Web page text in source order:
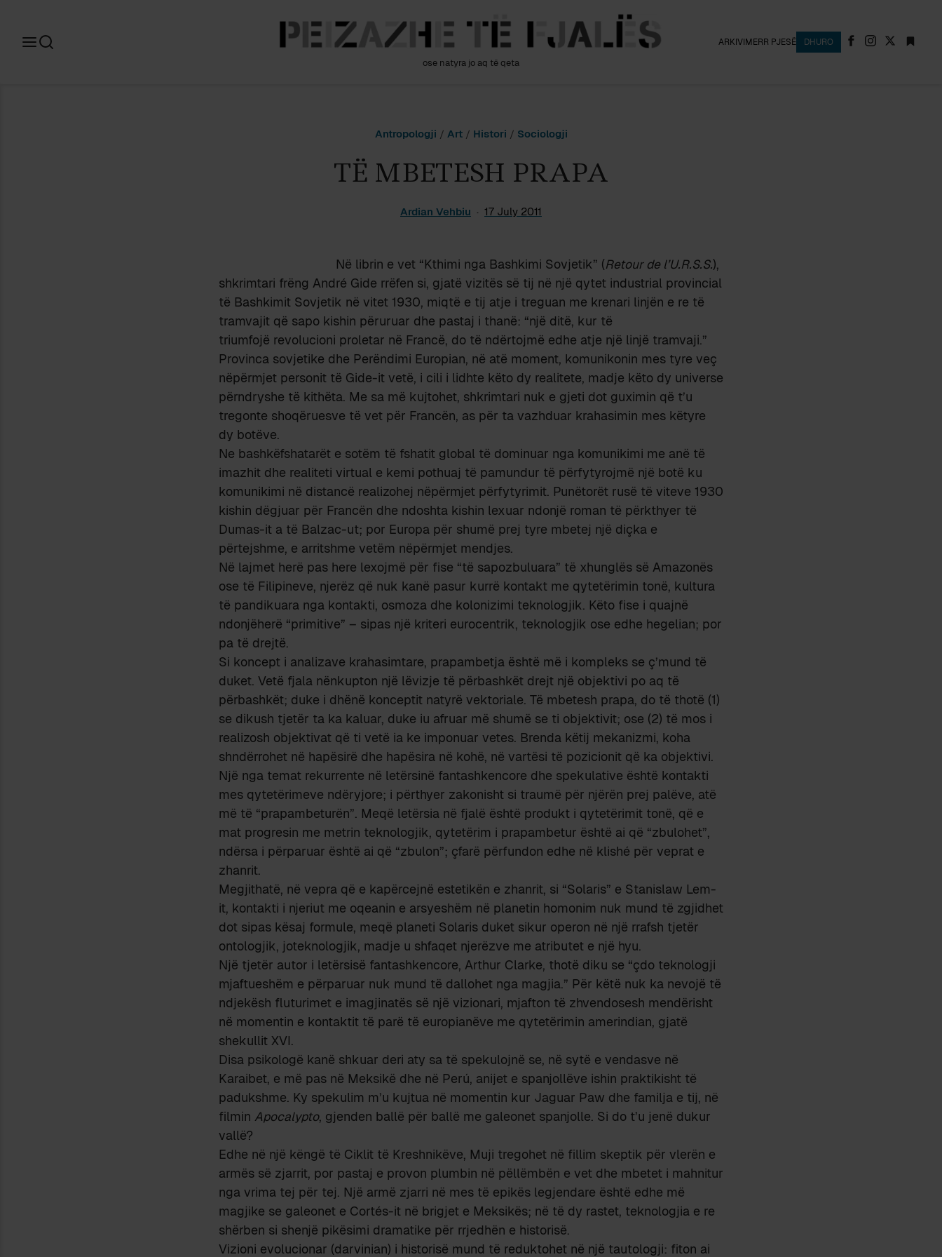
ose natyra jo aq të qeta
ARKIVIMERR PJESË DHURO
Antropologji / Art/ Histori / Sociologji
TË MBETESH PRAPA
Ardian Vehbiu 17 July 2011
Në librin e vet “Kthimi nga Bashkimi Sovjetik” (Retour de l’U.R.S.S.),
shkrimtari frëng André Gide rrëfen si, gjatë vizitës së tij në një qytet industrial provincial
të Bashkimit Sovjetik në vitet 1930, miqtë e tij atje i treguan me krenari linjën e re të
tramvajit që sapo kishin përuruar dhe pastaj i thanë: “një ditë, kur të
triumfojë revolucioni proletar në Francë, do të ndërtojmë edhe atje një linjë tramvaji.”
Provinca sovjetike dhe Perëndimi Europian, në atë moment, komunikonin mes tyre veç
nëpërmjet personit të Gide-it vetë, i cili i lidhte këto dy realitete, madje këto dy universe
përndryshe të kithëta. Me sa më kujtohet, shkrimtari nuk e gjeti dot guximin që t’u
tregonte shoqëruesve të vet për Francën, as për ta vazhduar krahasimin mes këtyre
dy botëve.
Ne bashkëfshatarët e sotëm të fshatit global të dominuar nga komunikimi me anë të
imazhit dhe realiteti virtual e kemi pothuaj të pamundur të përfytyrojmë një botë ku
komunikimi në distancë realizohej nëpërmjet përfytyrimit. Punëtorët rusë të viteve 1930
kishin dëgjuar për Francën dhe ndoshta kishin lexuar ndonjë roman të përkthyer të
Dumas-it a të Balzac-ut; por Europa për shumë prej tyre mbetej një diçka e
përtejshme, e arritshme vetëm nëpërmjet mendjes.
Në lajmet herë pas here lexojmë për fise “të sapozbuluara” të xhunglës së Amazonës
ose të Filipineve, njerëz që nuk kanë pasur kurrë kontakt me qytetërimin tonë, kultura
të pandikuara nga kontakti, osmoza dhe kolonizimi teknologjik. Këto fise i quajnë
ndonjëherë “primitive” – sipas një kriteri eurocentrik, teknologjik ose edhe hegelian; por
pa të drejtë.
Si koncept i analizave krahasimtare, prapambetja është më i kompleks se ç’mund të
duket. Vetë fjala nënkupton një lëvizje të përbashkët drejt një objektivi po aq të
përbashkët; duke i dhënë konceptit natyrë vektoriale. Të mbetesh prapa, do të thotë (1)
se dikush tjetër ta ka kaluar, duke iu afruar më shumë se ti objektivit; ose (2) të mos i
realizosh objektivat që ti vetë ia ke imponuar vetes. Brenda këtij mekanizmi, koha
shndërrohet në hapësirë dhe hapësira në kohë, në vartësi të pozicionit që ka objektivi.
Një nga temat rekurrente në letërsinë fantashkencore dhe spekulative është kontakti
mes qytetërimeve ndëryjore; i përthyer zakonisht si traumë për njërën prej palëve, atë
më të “prapambeturën”. Meqë letërsia në fjalë është produkt i qytetërimit tonë, që e
mat progresin me metrin teknologjik, qytetërim i prapambetur është ai që “zbulohet”,
ndërsa i përparuar është ai që “zbulon”; çfarë përfundon edhe në klishé për veprat e
zhanrit.
Megjithatë, në vepra që e kapërcejnë estetikën e zhanrit, si “Solaris” e Stanislaw Lem-
it, kontakti i njeriut me oqeanin e arsyeshëm në planetin homonim nuk mund të zgjidhet
dot sipas kësaj formule, meqë planeti Solaris duket sikur operon në një rrafsh tjetër
ontologjik, joteknologjik, madje u shfaqet njerëzve me atributet e një hyu.
Një tjetër autor i letërsisë fantashkencore, Arthur Clarke, thotë diku se “çdo teknologji
mjaftueshëm e përparuar nuk mund të dallohet nga magjia.” Për këtë nuk ka nevojë të
ndjekësh fluturimet e imagjinatës së një vizionari, mjafton të zhvendosesh mendërisht
në momentin e kontaktit të parë të europianëve me qytetërimin amerindian, gjatë
shekullit XVI.
Disa psikologë kanë shkuar deri aty sa të spekulojnë se, në sytë e vendasve në
Karaibet, e më pas në Meksikë dhe në Perú, anijet e spanjollëve ishin praktikisht të
padukshme. Ky spekulim m’u kujtua në momentin kur Jaguar Paw dhe familja e tij, në
filmin Apocalypto, gjenden ballë për ballë me galeonet spanjolle. Si do t’u jenë dukur
vallë?
Edhe në një këngë të Ciklit të Kreshnikëve, Muji tregohet në fillim skeptik për vlerën e
armës së zjarrit, por pastaj e provon plumbin në pëllëmbën e vet dhe mbetet i mahnitur
nga vrima tej për tej. Një armë zjarri në mes të epikës legjendare është edhe më
magjike se galeonet e Cortés-it në brigjet e Meksikës; në të dy rastet, teknologjia e re
shërben si shenjë pikësimi dramatike për rrjedhën e historisë.
Vizioni evolucionar (darvinian) i historisë mund të reduktohet në një tautologji: fiton ai